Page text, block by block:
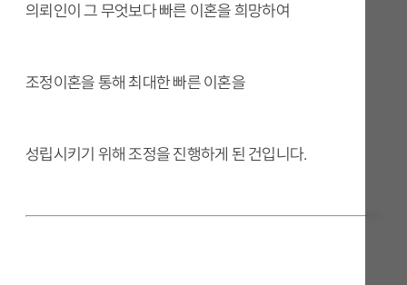
의뢰인이 그 무엇보다 빠른 이혼을 희망하여
조정이혼을 통해 최대한 빠른 이혼을
성립시키기 위해 조정을 진행하게 된 건입니다.